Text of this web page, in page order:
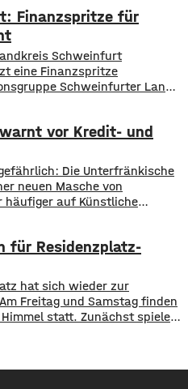
im Wasser noch keine
Finanzspritze für
Schweinfurt
eine Finanzspritze
Schweinfurter Land
Vereine und Organisationen.
des Landkreises
des Schweinfurter
sind:
vor Kredit- und
Die Unterfränkische
neuen Masche von
häufiger auf Künstliche
ihr Erspartes gebracht. ​Laut
von KI täuschen echte
von prominenten
für Residenzplatz-
hat sich wieder zur
Freitag und Samstag finden
statt. Zunächst spielen